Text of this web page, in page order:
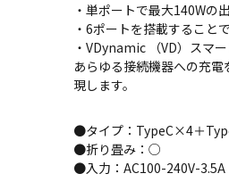
・単ポートで最大140Wの
・6ポートを搭載すること
・VDynamic （VD）スマ
あらゆる接続機器への充
現します。
●タイプ：TypeC×4＋
●折り畳み：○
●入力：AC100-240V-3.5A